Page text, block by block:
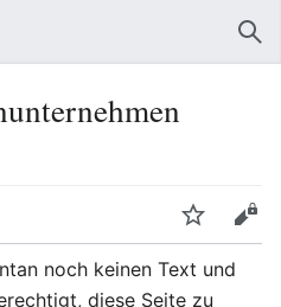
Beobachten
Bearbeiten
noch keinen Text und
diese Seite zu